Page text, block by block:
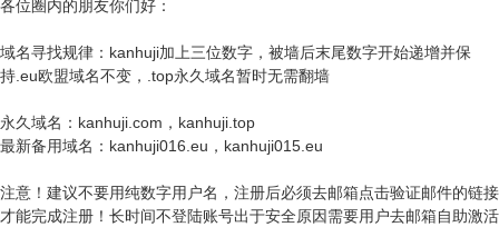
各位圈内的朋友你们好：
域名寻找规律：kanhuji加上三位数字，被墙后末尾数字开始递增并保
持.eu欧盟域名不变，.top永久域名暂时无需翻墙
永久域名：kanhuji.com，kanhuji.top
最新备用域名：kanhuji016.eu，kanhuji015.eu
注意！建议不要用纯数字用户名，注册后必须去邮箱点击验证邮件的链接
才能完成注册！长时间不登陆账号出于安全原因需要用户去邮箱自助激活